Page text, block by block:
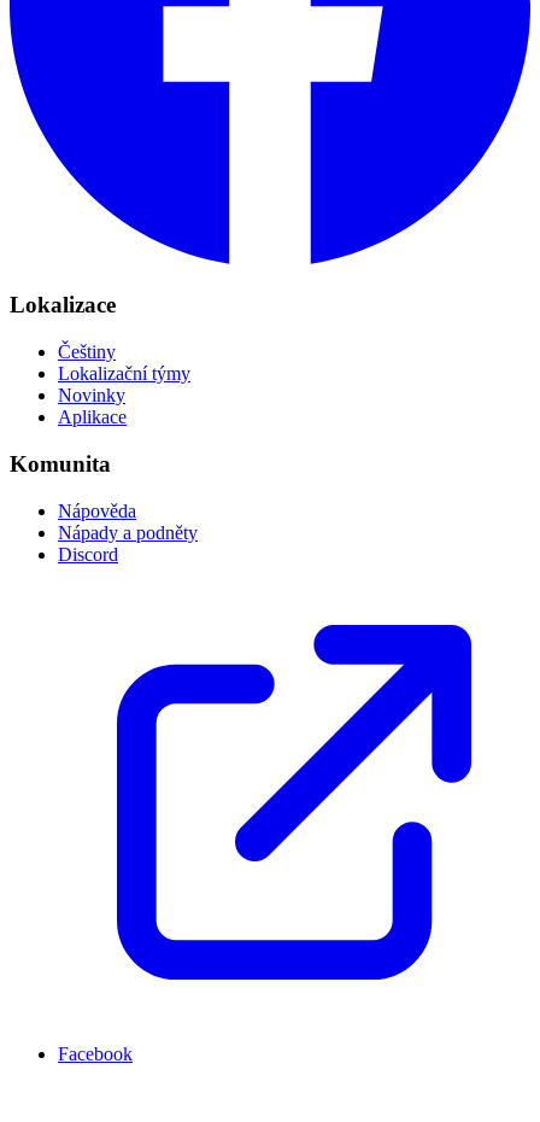
Lokalizace
Češtiny
Lokalizační týmy
Novinky
Aplikace
Komunita
Nápověda
Nápady a podněty
Discord
Facebook